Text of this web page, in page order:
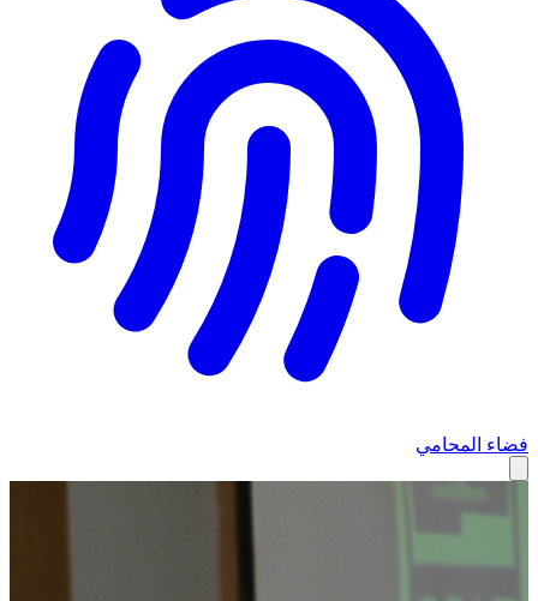
فضاء المحامي